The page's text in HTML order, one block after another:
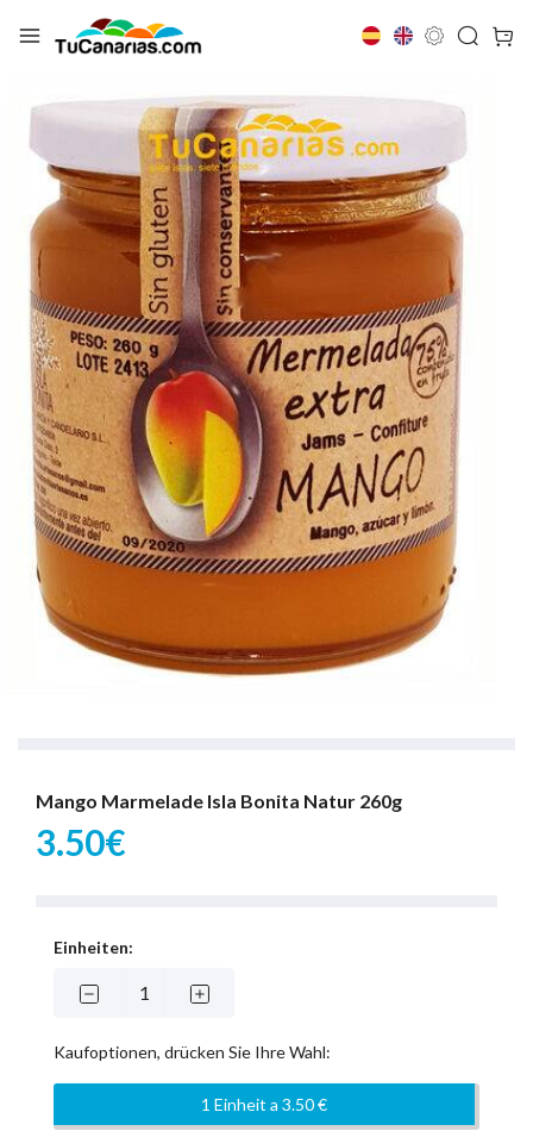
Mango Marmelade Isla Bonita Natur 260g
3.50€
Einheiten:
Kaufoptionen, drücken Sie Ihre Wahl:
1 Einheit a 3.50 €